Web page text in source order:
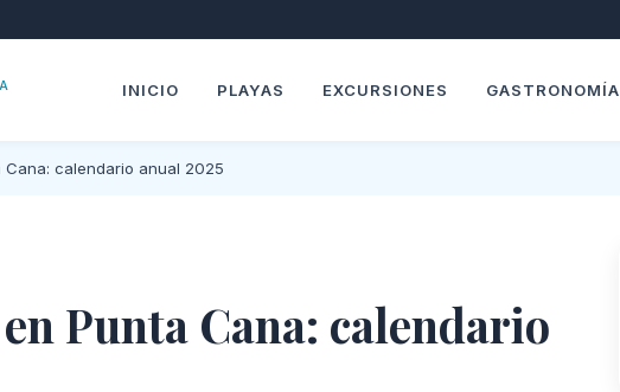
INICIO PLAYAS EXCURSIONES GASTRONOMÍA
Cana: calendario anual 2025
Punta Cana: calendario